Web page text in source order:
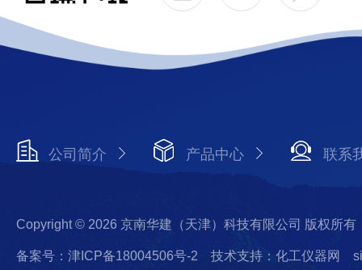
公司简介 产品中心 联系
Copyright © 2026 京南华建（天津）科技有限公司 版权所有
备案号：津ICP备18004506号-2 技术支持：化工仪器网